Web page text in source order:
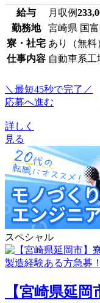
給与 月収例
勤務地
宮崎県 国
寮・社宅 あり（無料
仕事内容 自動車系工
＼最短45秒で完了／
応募へ進む
詳しく
見る
スペシャル
【宮崎県延